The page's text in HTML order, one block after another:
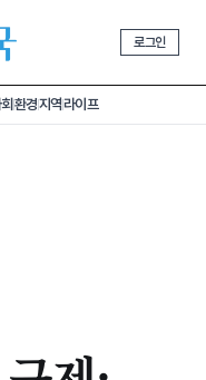
로그인
환경지역라이프